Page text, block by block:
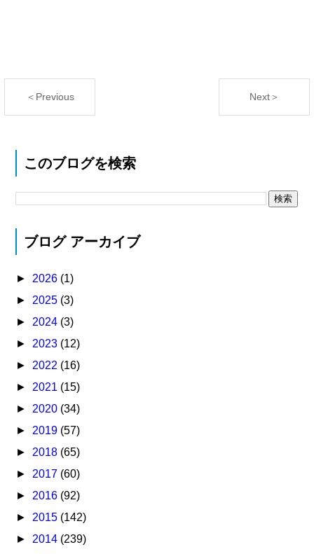
＜Previous Next＞
このブログを検索
ブログ アーカイブ
► 2026 (1)
► 2025 (3)
► 2024 (3)
► 2023 (12)
► 2022 (16)
► 2021 (15)
► 2020 (34)
► 2019 (57)
► 2018 (65)
► 2017 (60)
► 2016 (92)
► 2015 (142)
► 2014 (239)